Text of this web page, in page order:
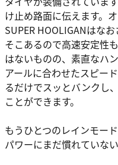
け止め路面に伝えます。
SUPER HOOLIGANはな
そこあるので高速安定性
はないものの、素直なハ
アールに合わせたスピー
るだけでスッとバンクし
ことができます。
もうひとつのレインモー
パワーにまだ慣れていな